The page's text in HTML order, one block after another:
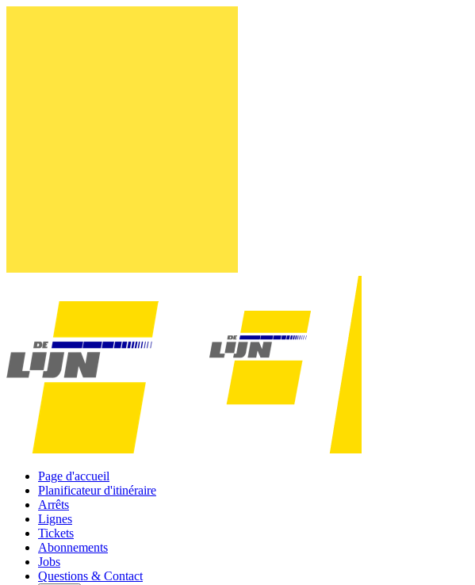
Page d'accueil
Planificateur d'itinéraire
Arrêts
Lignes
Tickets
Abonnements
Jobs
Questions & Contact